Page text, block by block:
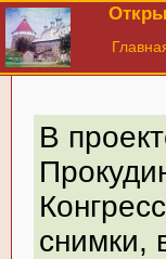
В
снимки,